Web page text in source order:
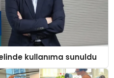
kullanıma sunuldu